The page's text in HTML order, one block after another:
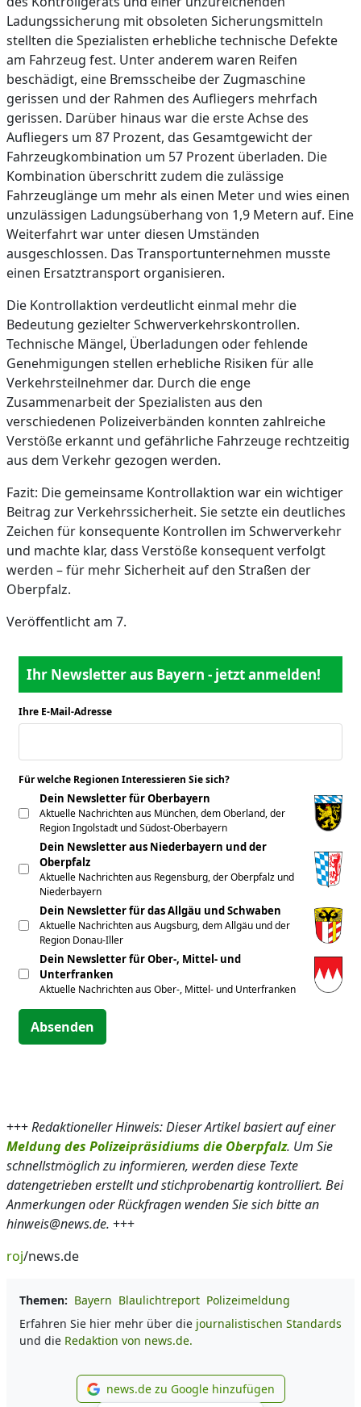
Ladungssicherung mit obsoleten Sicherungsmitteln
stellten die Spezialisten erhebliche technische Defekte
am Fahrzeug fest. Unter anderem waren Reifen
beschädigt, eine Bremsscheibe der Zugmaschine
gerissen und der Rahmen des Aufliegers mehrfach
gerissen. Darüber hinaus war die erste Achse des
Aufliegers um 87 Prozent, das Gesamtgewicht der
Fahrzeugkombination um 57 Prozent überladen. Die
Kombination überschritt zudem die zulässige
Fahrzeuglänge um mehr als einen Meter und wies einen
unzulässigen Ladungsüberhang von 1,9 Metern auf. Eine
Weiterfahrt war unter diesen Umständen
ausgeschlossen. Das Transportunternehmen musste
einen Ersatztransport organisieren.
Die Kontrollaktion verdeutlicht einmal mehr die
Bedeutung gezielter Schwerverkehrskontrollen.
Technische Mängel, Überladungen oder fehlende
Genehmigungen stellen erhebliche Risiken für alle
Verkehrsteilnehmer dar. Durch die enge
Zusammenarbeit der Spezialisten aus den
verschiedenen Polizeiverbänden konnten zahlreiche
Verstöße erkannt und gefährliche Fahrzeuge rechtzeitig
aus dem Verkehr gezogen werden.
Fazit: Die gemeinsame Kontrollaktion war ein wichtiger
Beitrag zur Verkehrssicherheit. Sie setzte ein deutliches
Zeichen für konsequente Kontrollen im Schwerverkehr
und machte klar, dass Verstöße konsequent verfolgt
werden – für mehr Sicherheit auf den Straßen der
Oberpfalz.
Veröffentlicht am 7.
Ihr Newsletter aus Bayern - jetzt anmelden!
Ihre E-Mail-Adresse
Für welche Regionen Interessieren Sie sich?
Dein Newsletter für Oberbayern
Aktuelle Nachrichten aus München, dem Oberland, der
Region Ingolstadt und Südost-Oberbayern
Dein Newsletter aus Niederbayern und der
Oberpfalz
Aktuelle Nachrichten aus Regensburg, der Oberpfalz und
Niederbayern
Dein Newsletter für das Allgäu und Schwaben
Aktuelle Nachrichten aus Augsburg, dem Allgäu und der
Region Donau-Iller
Dein Newsletter für Ober-, Mittel- und
Unterfranken
Aktuelle Nachrichten aus Ober-, Mittel- und Unterfranken
Absenden
+++Redaktioneller Hinweis: Dieser Artikel basiert auf einer
Meldung des Polizeipräsidiums die Oberpfalz. Um Sie
schnellstmöglich zu informieren, werden diese Texte
datengetrieben erstellt und stichprobenartig kontrolliert. Bei
Anmerkungen oder Rückfragen wenden Sie sich bitte an
hinweis@news.de. +++
roj/news.de
Themen: Bayern Blaulichtreport Polizeimeldung
Erfahren Sie hier mehr über die journalistischen Standards
und die Redaktion von news.de.
news.de zu Google
news.de zu Google hinzufügen